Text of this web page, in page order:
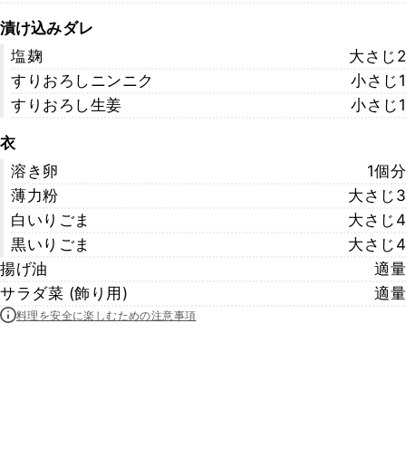
漬け込みダレ
塩麹
大さじ2
すりおろしニンニク
小さじ1
すりおろし生姜
小さじ1
衣
溶き卵
1個分
薄力粉
大さじ3
白いりごま
大さじ4
黒いりごま
大さじ4
揚げ油
適量
サラダ菜 (飾り用)
適量
料理を安全に楽しむための注意事項